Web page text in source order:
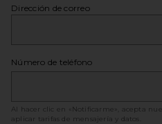
Dirección de correo
Número de teléfono
Al hacer clic en «Notificarme», acepta
aplicar tarifas de mensajería y datos.